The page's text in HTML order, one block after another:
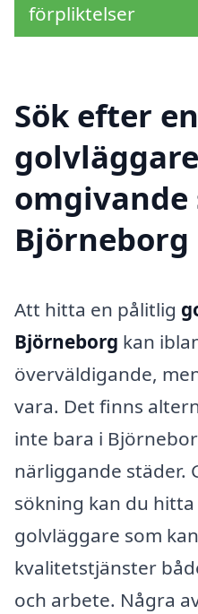
förpliktelser
Sök efter
Björneborg
Att hitta en pålitlig
Björneborg kan
överväldigande,
vara. Det finns
inte bara i
närliggande städer.
sökning kan du
golvläggare som
kvalitetstjänster
och arbete. Några